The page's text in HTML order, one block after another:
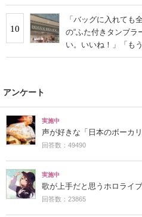
10
「バッグに入れても
の“ふた付きタンブ
い。いいね！」「も
プルで高級感◎」
アンケート
実施中
声が好きな「日本のボーカ
回答数：49490
実施中
歌が上手だと思うホロライ
回答数：23865